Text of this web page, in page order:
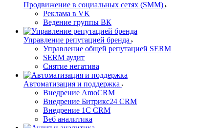
Продвижение в социальных сетях (SMM)
Реклама в VK
Ведение группы ВК
Управление репутацией бренда
Управление общей репутацией SERM
SERM аудит
Снятие негатива
Автоматизация и поддержка
Внедрение AmoCRM
Внедрение Битрикс24 CRM
Внедрение 1C CRM
Веб аналитика